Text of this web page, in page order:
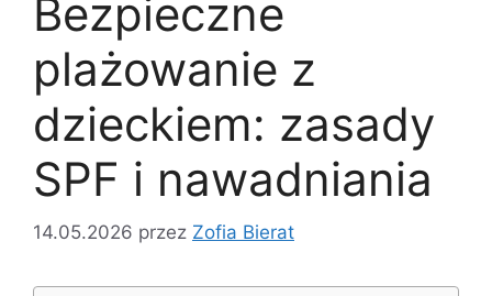
Bezpieczne
plażowanie z
dzieckiem: zasady
SPF i nawadniania
14.05.2026 przez Zofia Bierat